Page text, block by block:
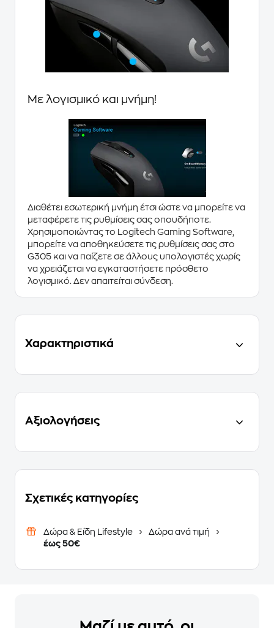
Με λογισμικό και μνήμη!
Διαθέτει εσωτερική μνήμη έτσι ώστε να μπορείτε να
μεταφέρετε τις ρυθμίσεις σας οπουδήποτε.
Χρησιμοποιώντας το Logitech Gaming Software
μπορείτε να αποθηκεύσετε τις ρυθμίσεις σας στο
G305 και να παίζετε σε άλλους υπολογιστές χωρίς
να χρειάζεται να εγκαταστήσετε πρόσθετο
λογισμικό. Δεν απαιτείται σύνδεση.
Χαρακτηριστικά
Αξιολογήσεις
Σχετικές κατηγορίες
Δώρα & Είδη Lifestyle
Δώρα ανά τιμή
έως 50€